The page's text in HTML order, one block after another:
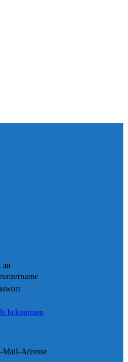
an
bekommen
Mail-Adresse